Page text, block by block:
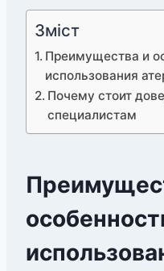
Зміст
Преимущества и
использования
Почему стоит
специалистам